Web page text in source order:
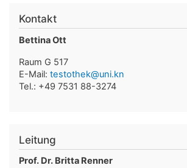
Kontakt
Bettina Ott
Raum G 517
E-Mail: testothek@uni.kn
Tel.: +49 7531 88-3274
Leitung
Prof. Dr. Britta Renner